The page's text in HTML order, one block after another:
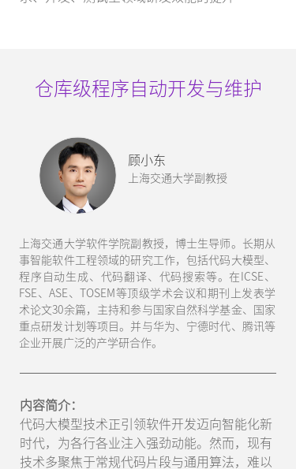
内容简介：
代码大模型技术正引领软件开发迈向智能化新
时代，为各行各业注入强劲动能。然而，现有
技术多聚焦于常规代码片段与通用算法，难以
顾小东
上海交通大学副教授
上海交通大学软件学院副教授，博士生导师。长期从
事智能软件工程领域的研究工作，包括代码大模型、
程序自动生成、代码翻译、代码搜索等。在ICSE、
FSE、ASE、TOSEM等顶级学术会议和期刊上发表学
术论文30余篇，主持和参与国家自然科学基金、国家
重点研发计划等项目。并与华为、宁德时代、腾讯等
企业开展广泛的产学研合作。
仓库级程序自动开发与维护